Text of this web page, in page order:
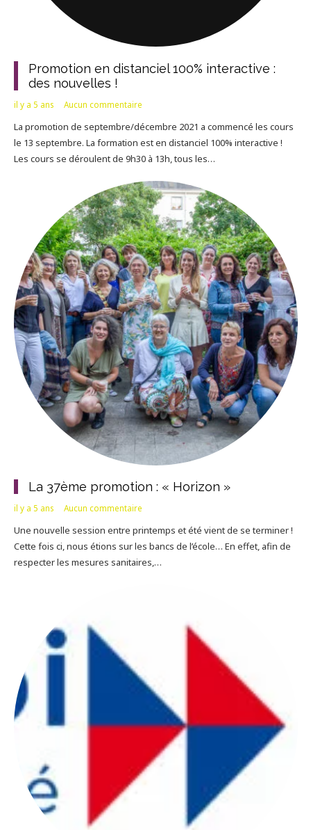
Promotion en distanciel 100% interactive :
des nouvelles !
il y a 5 ans Aucun commentaire
La promotion de septembre/décembre 2021 a commencé les cours
le 13 septembre. La formation est en distanciel 100% interactive !
Les cours se déroulent de 9h30 à 13h, tous les…
La 37ème promotion : « Horizon »
il y a 5 ans Aucun commentaire
Une nouvelle session entre printemps et été vient de se terminer !
Cette fois ci, nous étions sur les bancs de l’école… En effet, afin de
respecter les mesures sanitaires,…